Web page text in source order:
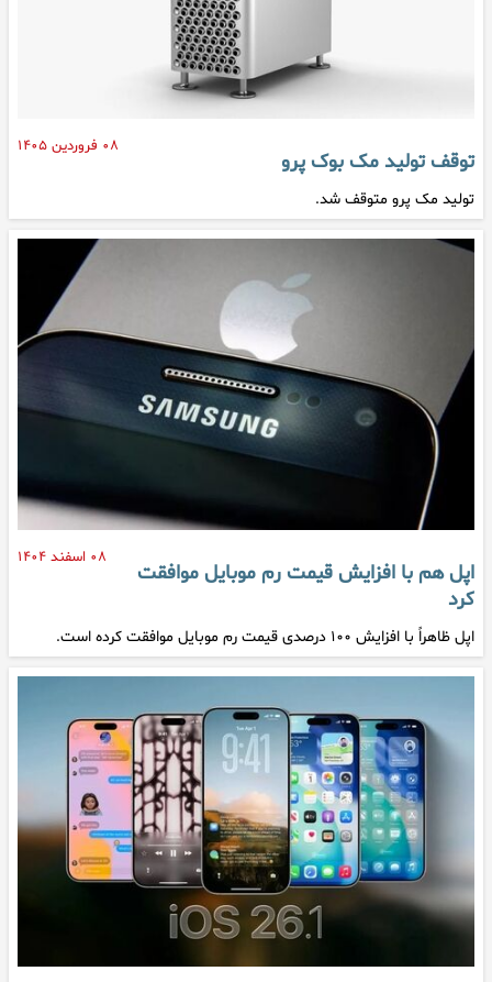
۰۸ فروردین ۱۴۰۵
توقف تولید مک بوک پرو
تولید مک پرو متوقف شد.
۰۸ اسفند ۱۴۰۴
اپل هم با افزایش قیمت رم موبایل موافقت
کرد
اپل ظاهراً با افزایش ۱۰۰ درصدی قیمت رم موبایل موافقت کرده است.